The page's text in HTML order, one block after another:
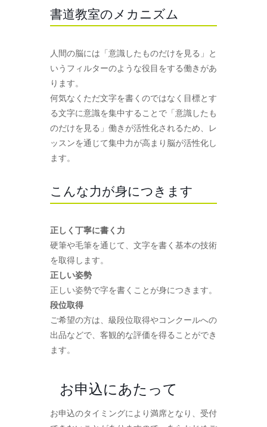
書道教室のメカニズム
人間の脳には「意識したものだけを見る」と
いうフィルターのような役目をする働きがあ
ります。
何気なくただ文字を書くのではなく目標とす
る文字に意識を集中することで「意識したも
のだけを見る」働きが活性化されるため、レ
ッスンを通じて集中力が高まり脳が活性化し
ます。
こんな力が身につきます
正しく丁寧に書く力
硬筆や毛筆を通じて、文字を書く基本の技術
を取得します。
正しい姿勢
正しい姿勢で字を書くことが身につきます。
段位取得
ご希望の方は、級段位取得やコンクールへの
出品などで、客観的な評価を得ることができ
ます。
お申込にあたって
お申込のタイミングにより満席となり、受付